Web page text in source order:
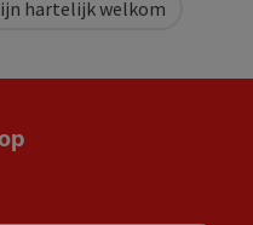
hartelijk welkom